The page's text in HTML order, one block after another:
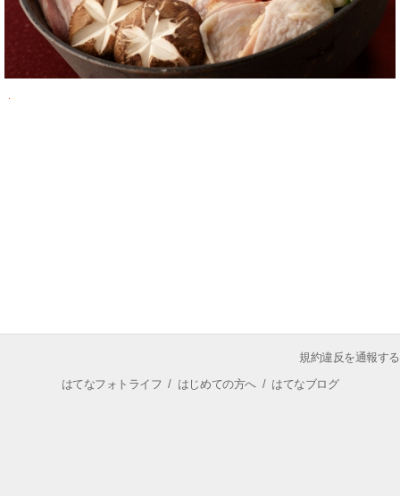
規約違反を通報する
はてなフォトライフ / はじめての方へ/ はてなブログ